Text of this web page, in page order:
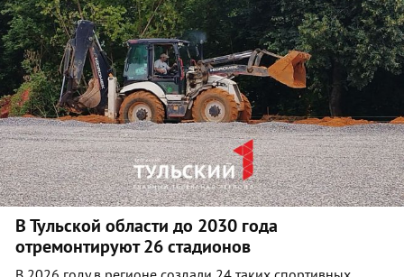
В Тульской области до 2030 года
отремонтируют 26 стадионов